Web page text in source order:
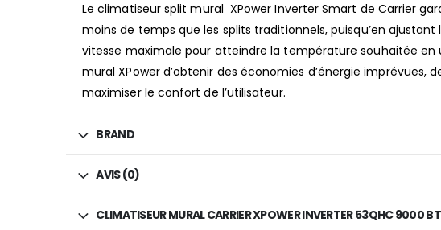
Le climatiseur split mural XPower Inverter Smart de Carrier
moins de temps que les splits traditionnels, puisqu’en
vitesse maximale pour atteindre la température souhaitée
mural XPower d’obtenir des économies d’énergie
maximiser le confort de l’utilisateur.
BRAND
AVIS (0)
CLIMATISEUR MURAL CARRIER XPOWER INVERTER 53QHC 9000